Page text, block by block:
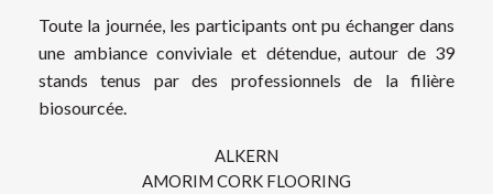
Toute la journée, les participants ont pu échanger dans
une ambiance conviviale et détendue, autour de 39
stands tenus par des professionnels de la filière
biosourcée.
ALKERN
AMORIM CORK FLOORING